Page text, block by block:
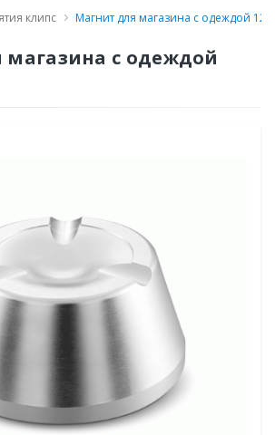
клипс Магнит для магазина с одеждой
с одеждой